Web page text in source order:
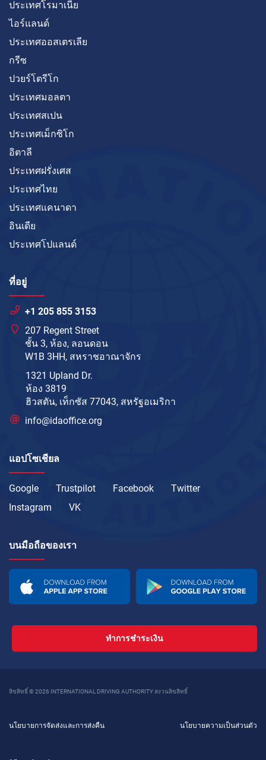
ประเทศโรมาเนีย
ไอร์แลนด์
ประเทศออสเตรเลีย
กรีซ
ปวยร์โตรีโก
ประเทศมอลตา
ประเทศสเปน
ประเทศเม็กซิโก
อิตาลี
ประเทศฝรั่งเศส
ประเทศไทย
ประเทศแคนาดา
อินเดีย
ประเทศโปแลนด์
ที่อยู่
+1 205 855 3153
207 Regent Street
ชั้น 3, ห้อง, ลอนดอน
W1B 3HH, สหราชอาณาจักร
1321 Upland Dr.
ห้อง 3819
ฮิวสตัน, เท็กซัส 77043, สหรัฐอเมริกา
info@idaoffice.org
แอปโซเชียล
Google Trustpilot Facebook
Twitter
Instagram
VK
บนมือถือของเรา
ทำการชำระเงิน
ลิขสิทธิ์ © 2026 INTERNATIONAL DRIVING AUTHORITY สงวนลิขสิทธิ์
นโยบายการจัดส่งและการส่งคืน นโยบายความเป็นส่วนตัว